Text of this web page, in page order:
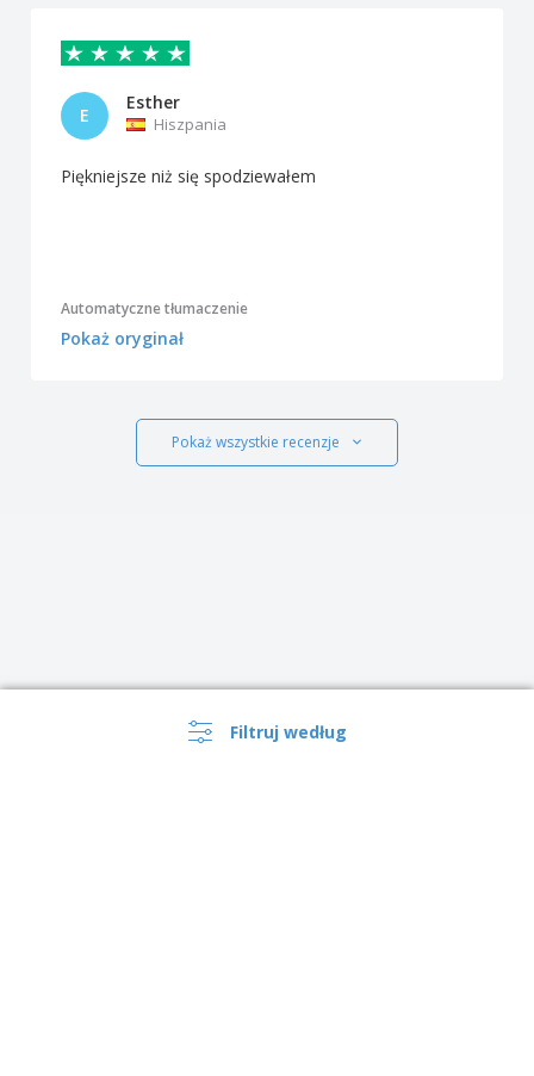
Filtruj według
E
Esther
Hiszpania
Piękniejsze niż się spodziewałem
Automatyczne tłumaczenie
Pokaż oryginał
Pokaż wszystkie recenzje